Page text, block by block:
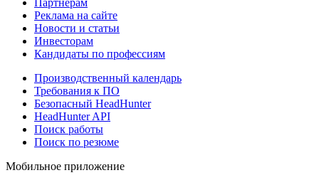
Реклама на сайте
Новости и статьи
Инвесторам
Кандидаты по профессиям
Производственный календарь
Требования к ПО
Безопасный HeadHunter
HeadHunter API
Поиск работы
Поиск по резюме
Мобильное приложение